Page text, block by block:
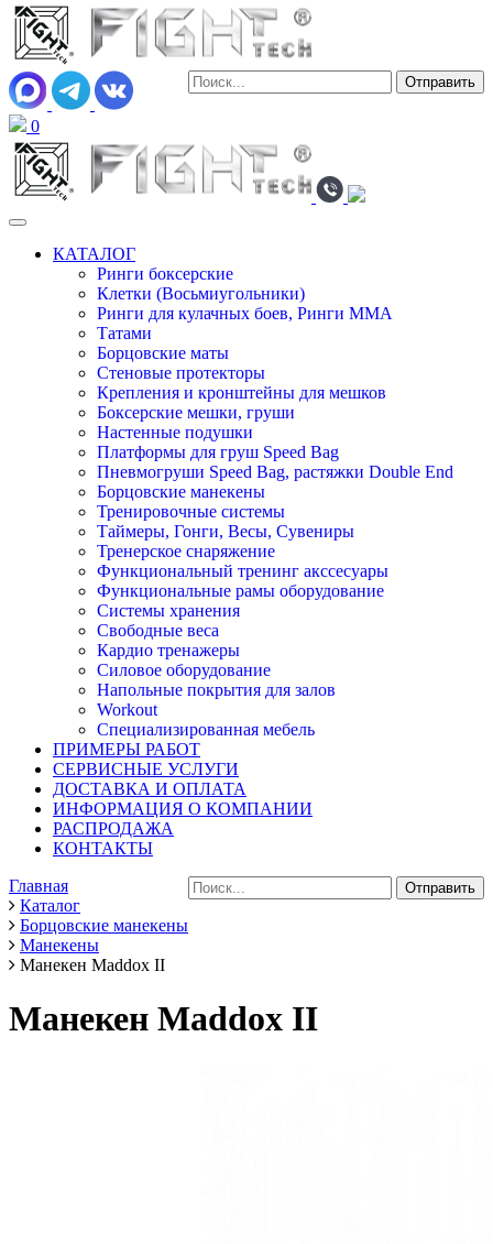
0
КАТАЛОГ
Ринги боксерские
Клетки (Восьмиугольники)
Ринги для кулачных боев, Ринги ММА
Татами
Борцовские маты
Стеновые протекторы
Крепления и кронштейны для мешков
Боксерские мешки, груши
Настенные подушки
Платформы для груш Speed Bag
Пневмогруши Speed Bag, растяжки Double End
Борцовские манекены
Тренировочные системы
Таймеры, Гонги, Весы, Сувениры
Тренерское снаряжение
Функциональный тренинг акссесуары
Функциональные рамы оборудование
Системы хранения
Свободные веса
Кардио тренажеры
Силовое оборудование
Напольные покрытия для залов
Workout
Специализированная мебель
ПРИМЕРЫ РАБОТ
СЕРВИСНЫЕ УСЛУГИ
ДОСТАВКА И ОПЛАТА
ИНФОРМАЦИЯ О КОМПАНИИ
РАСПРОДАЖА
КОНТАКТЫ
Главная
Каталог
Борцовские манекены
Манекены
Манекен Maddox II
Манекен Maddox II